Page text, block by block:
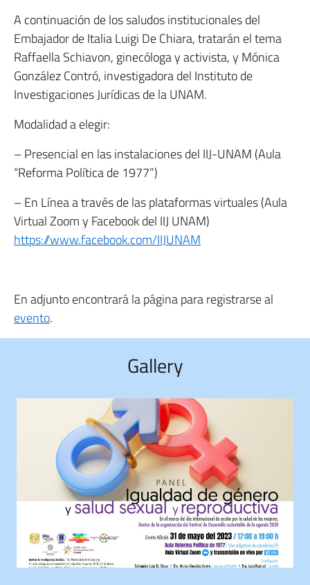
A continuación de los saludos institucionales del
Embajador de Italia Luigi De Chiara, tratarán el tema
Raffaella Schiavon, ginecóloga y activista, y Mónica
González Contró, investigadora del Instituto de
Investigaciones Jurídicas de la UNAM.
Modalidad a elegir:
– Presencial en las instalaciones del IIJ-UNAM (Aula
“Reforma Política de 1977”)
– En Línea a través de las plataformas virtuales (Aula
Virtual Zoom y Facebook del IIJ UNAM)
https://www.facebook.com/IIJUNAM
En adjunto encontrará la página para registrarse al
evento.
Gallery